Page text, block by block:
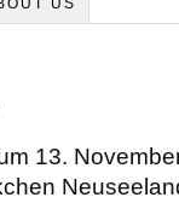
US
13.